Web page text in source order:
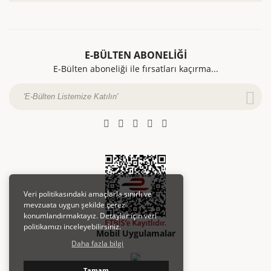
Veri politikasındaki amaçlarla sınırlı ve
mevzuata uygun şekilde çerez
konumlandırmaktayız. Detaylar için veri
politikamızı inceleyebilirsiniz.
Daha fazla bilgi
تتبع الطلب
E-BÜLTEN ABONELİĞİ
E-Bülten aboneliği ile fırsatları kaçırma...
Mobil Uygulamalar